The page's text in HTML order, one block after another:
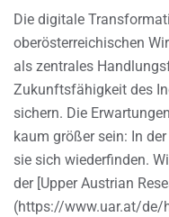
Die digitale
oberösterreichischen
als zentrales
Zukunftsfähigkeit des
sichern. Die
kaum größer sein: In
sie sich wiederfinden.
der [Upper Austrian
(https://www.uar.at/de/